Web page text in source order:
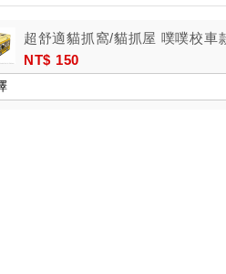
超舒適貓抓窩/貓抓屋 噗噗校車
受退換貨)
NT$ 150